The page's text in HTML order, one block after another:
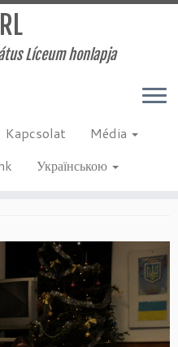
Líceum honlapja
Kapcsolat
Média
Українською